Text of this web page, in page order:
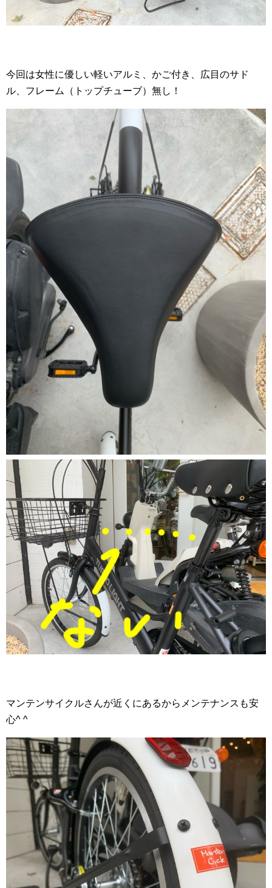
今回は女性に優しい軽いアルミ、かご付き、広目のサド
ル、フレーム（トップチューブ）無し！
マンテンサイクルさんが近くにあるからメンテナンスも安
心^ ^